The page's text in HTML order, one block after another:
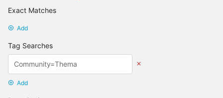
Exact Matches
Add
Tag Searches
Add